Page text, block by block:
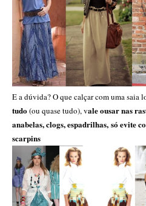
E a dúvida? O que calçar com uma saia
tudo(ou quase tudo),vale ousar nas
anabelas, clogs, espadrilhas, só evite
scarpins